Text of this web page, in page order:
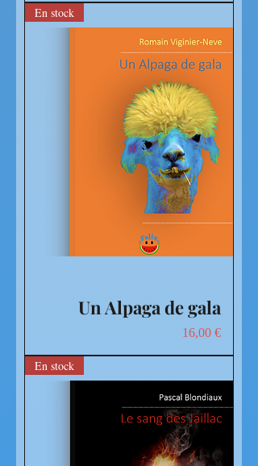
En stock
Un Alpaga de gala
Prix
16,00 €
En stock